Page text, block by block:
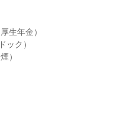
生年金）
ック）
）